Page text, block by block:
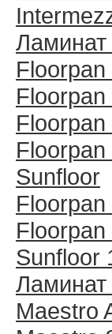
Ламинат
Floorpan
Floorpan
Floorpan
Floorpan
Sunfloor
Sunfloor
Ламинат
Maestro